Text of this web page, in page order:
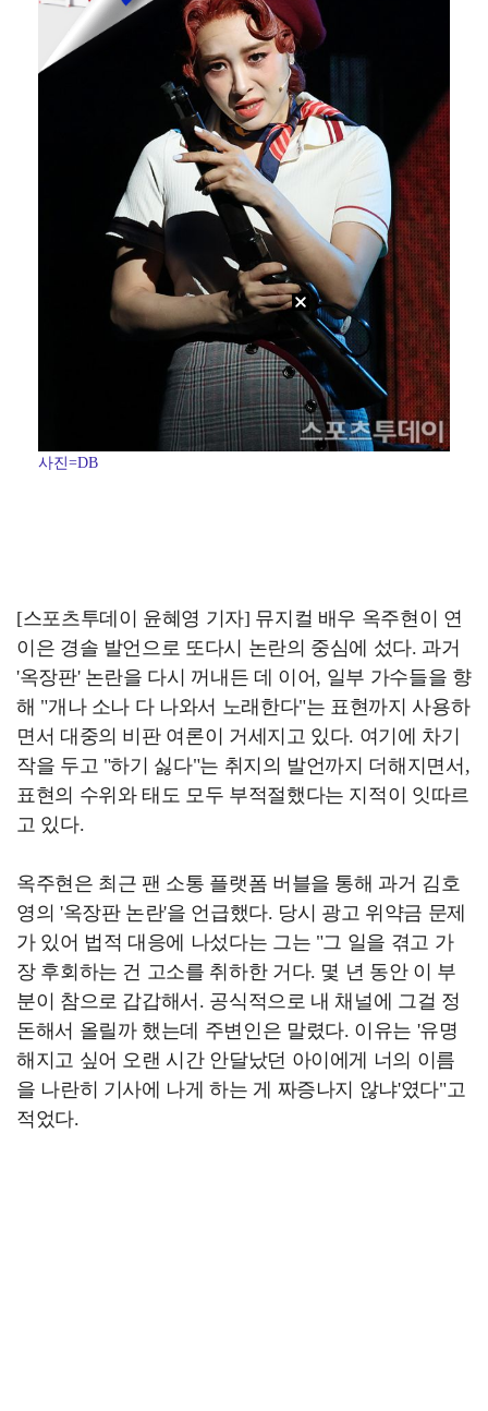
사진=DB
[스포츠투데이 윤혜영 기자] 뮤지컬 배우 옥주현이 연
이은 경솔 발언으로 또다시 논란의 중심에 섰다. 과거
'옥장판' 논란을 다시 꺼내든 데 이어, 일부 가수들을 향
해 "개나 소나 다 나와서 노래한다"는 표현까지 사용하
면서 대중의 비판 여론이 거세지고 있다. 여기에 차기
작을 두고 "하기 싫다"는 취지의 발언까지 더해지면서,
표현의 수위와 태도 모두 부적절했다는 지적이 잇따르
고 있다.
옥주현은 최근 팬 소통 플랫폼 버블을 통해 과거 김호
영의 '옥장판 논란'을 언급했다. 당시 광고 위약금 문제
가 있어 법적 대응에 나섰다는 그는 "그 일을 겪고 가
장 후회하는 건 고소를 취하한 거다. 몇 년 동안 이 부
분이 참으로 갑갑해서. 공식적으로 내 채널에 그걸 정
돈해서 올릴까 했는데 주변인은 말렸다. 이유는 '유명
해지고 싶어 오랜 시간 안달났던 아이에게 너의 이름
을 나란히 기사에 나게 하는 게 짜증나지 않냐'였다"고
적었다.